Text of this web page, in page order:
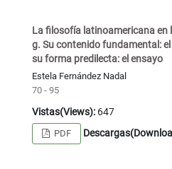
La filosofía latinoamericana en
g. Su contenido fundamental: el
su forma predilecta: el ensayo
Estela Fernández Nadal
70 - 95
Vistas(Views):647
PDF